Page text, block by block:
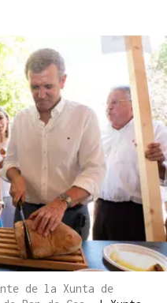
de la Xunta de